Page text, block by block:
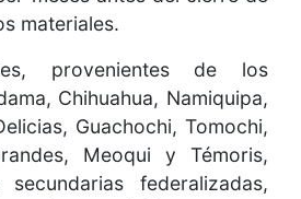
materiales.
provenientes de los
Chihuahua, Namiquipa,
Guachochi, Tomochi,
Meoqui y Témoris,
federalizadas,